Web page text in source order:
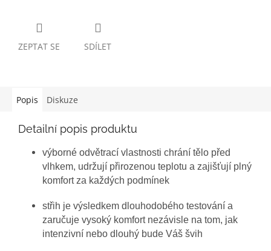
ZEPTAT SE SDÍLET
Popis Diskuze
Detailní popis produktu
výborné odvětrací vlastnosti chrání tělo před
vlhkem, udržují přirozenou teplotu a zajišťují plný
komfort za každých podmínek
střih je výsledkem dlouhodobého testování a
zaručuje vysoký komfort nezávisle na tom, jak
intenzivní nebo dlouhý bude Váš švih